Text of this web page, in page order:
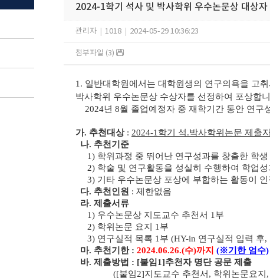
2024-1학기 석사 및 박사학위 우수논문상 대상
관리자 1018 2024-05-29 10:36:23
첨부파일 (3)
1. 일반대학원에서는 대학원생의 연구의욕을 고
박사학위 우수논문상 수상자를 선정하여 포상합
2024년 8월 졸업예정자 중 재학기간 동안 연구
가. 추천대상: 2024-1학기 석.박사학위논문 제출
나. 추천기준
1) 학위과정 중 뛰어난 연구성과를 창출한 학생
2) 학술 및 연구활동을 성실히 수행하여 학업성
3) 기타 우수논문상 포상에 부합하는 활동이 인
다. 추천인원 : 제한없음
라. 제출서류
1) 우수논문상 지도교수 추천서 1부
2) 학위논문 요지 1부
3) 연구실적 목록 1부 (HY-in 연구실적 입력 후,
마. 추천기한 : 2024.06.26.(수)까지 (※기한 엄수)
바. 제출방법 : [붙임1]추천자 명단 공문 제출
([붙임2]지도교수 추천서, 학위논문요지,